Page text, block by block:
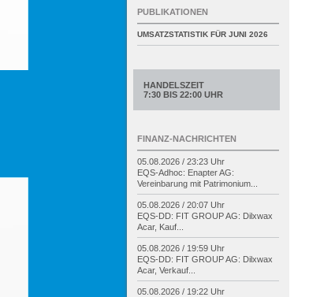
PUBLIKATIONEN
UMSATZSTATISTIK FÜR JUNI 2026
HANDELSZEIT
7:30 BIS 22:00 UHR
FINANZ-NACHRICHTEN
05.08.2026 / 23:23 Uhr
EQS-Adhoc: Enapter AG:
Vereinbarung mit Patrimonium...
05.08.2026 / 20:07 Uhr
EQS-DD: FIT GROUP AG: Dilxwax
Acar, Kauf...
05.08.2026 / 19:59 Uhr
EQS-DD: FIT GROUP AG: Dilxwax
Acar, Verkauf...
05.08.2026 / 19:22 Uhr